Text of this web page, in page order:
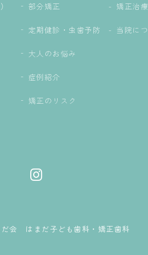
部分矯正
定期健診・虫歯予防
大人のお悩み
症例紹介
矯正のリスク
矯正治
当院に
会 はまだ子ども歯科・矯正歯科